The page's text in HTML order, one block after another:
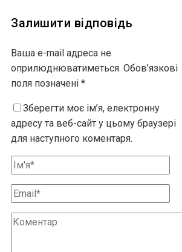
Залишити відповідь
Ваша e-mail адреса не
оприлюднюватиметься. Обов’язкові
поля позначені *
Зберегти моє ім’я, електронну
адресу та веб-сайт у цьому браузері
для наступного коментаря.